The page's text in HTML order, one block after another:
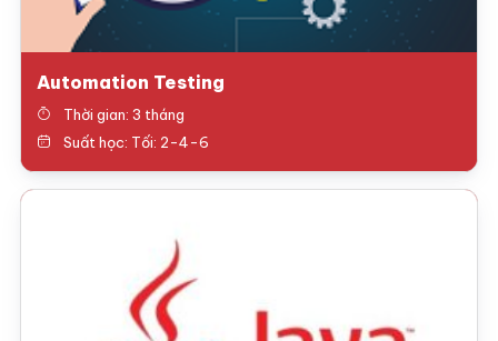
Automation Testing
Thời gian: 3 tháng
Suất học: Tối: 2-4-6